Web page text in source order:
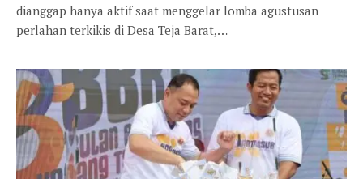
dianggap hanya aktif saat menggelar lomba agustusan
perlahan terkikis di Desa Teja Barat,…